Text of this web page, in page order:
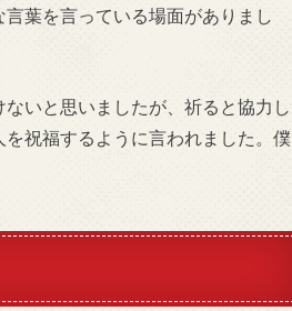
葉を言っている場面がありまし
いと思いましたが、祈ると協力し
祝福するように言われました。僕